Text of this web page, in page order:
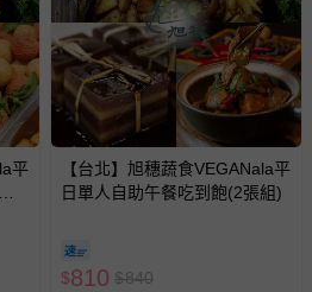
平
【台北】旭穗蔬食VEGANala平
日單人自助午餐吃到飽(2張組)
$810 $840